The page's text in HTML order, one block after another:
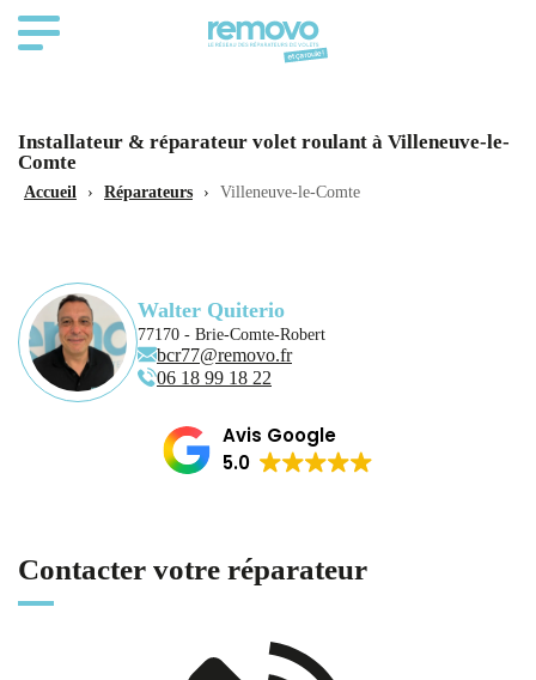
Installateur & réparateur volet roulant à Villeneuve-le-
Comte
Accueil › Réparateurs › Villeneuve-le-Comte
Walter Quiterio
77170 - Brie-Comte-Robert
bcr77@removo.fr
06 18 99 18 22
Avis Google
5.0
Contacter votre réparateur